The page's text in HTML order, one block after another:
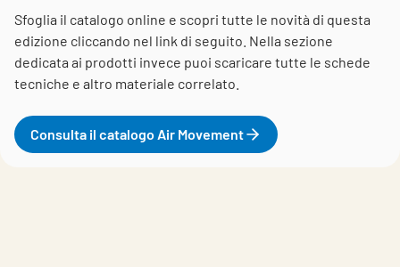
Sfoglia il catalogo online e scopri tutte le novità di questa
edizione cliccando nel link di seguito. Nella sezione
dedicata ai prodotti invece puoi scaricare tutte le schede
tecniche e altro materiale correlato.
Consulta il catalogo Air Movement